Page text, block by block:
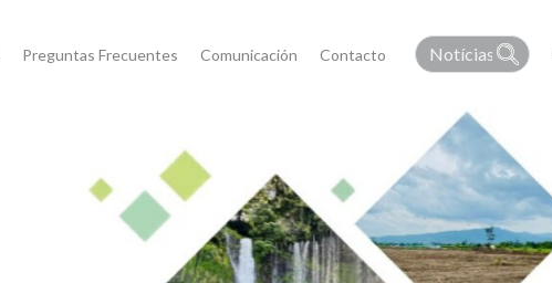
Preguntas Frecuentes Comunicación Contacto